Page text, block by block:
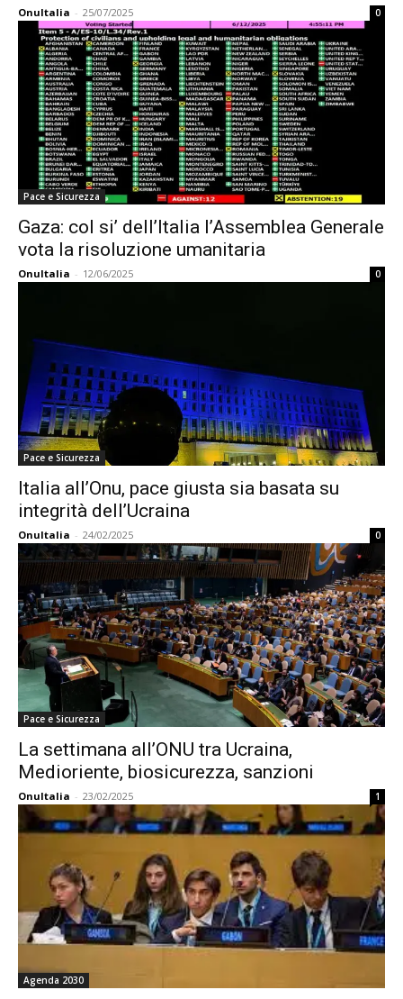
OnuItalia - 25/07/2025 0
Pace e Sicurezza
Gaza: col si’ dell’Italia l’Assemblea Generale
vota la risoluzione umanitaria
OnuItalia - 12/06/2025 0
Pace e Sicurezza
Italia all’Onu, pace giusta sia basata su
integrità dell’Ucraina
OnuItalia - 24/02/2025 0
Pace e Sicurezza
La settimana all’ONU tra Ucraina,
Medioriente, biosicurezza, sanzioni
OnuItalia - 23/02/2025 1
Agenda 2030